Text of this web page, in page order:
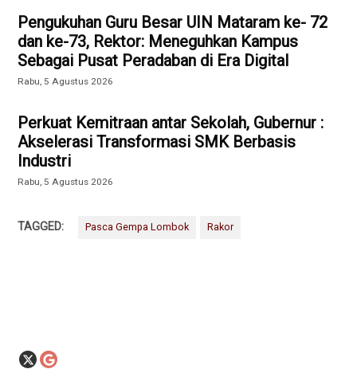
Pengukuhan Guru Besar UIN Mataram ke- 72
dan ke-73, Rektor: Meneguhkan Kampus
Sebagai Pusat Peradaban di Era Digital
Rabu, 5 Agustus 2026
Perkuat Kemitraan antar Sekolah, Gubernur :
Akselerasi Transformasi SMK Berbasis
Industri
Rabu, 5 Agustus 2026
TAGGED: Pasca Gempa Lombok Rakor